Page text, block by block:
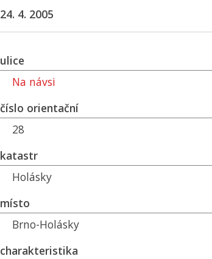
24. 4. 2005
ulice
Na návsi
číslo orientační
28
katastr
Holásky
místo
Brno-Holásky
charakteristika